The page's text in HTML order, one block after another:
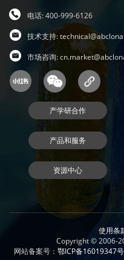
电话: 400-999-6126
技术支持:
市场咨询:
产学研合作
产品和服务
资源中心
使用条
Copyright © 2006-
网站备案号： 鄂ICP备16019347